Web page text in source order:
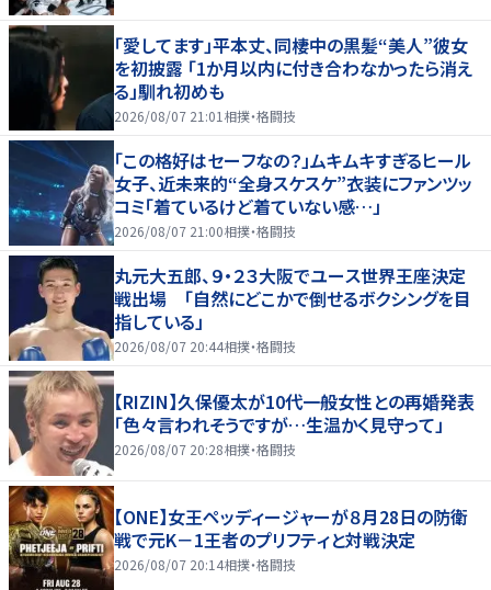
「愛してます」平本丈、同棲中の黒髪“美人”彼女
を初披露 「1か月以内に付き合わなかったら消え
る」馴れ初めも
2026/08/07 21:01 相撲・格闘技
「この格好はセーフなの？」ムキムキすぎるヒール
女子、近未来的“全身スケスケ”衣装にファンツッ
コミ「着ているけど着ていない感…」
2026/08/07 21:00相撲・格闘技
丸元大五郎、９・２３大阪でユース世界王座決定
戦出場 「自然にどこかで倒せるボクシングを目
指している」
2026/08/07 20:44相撲・格闘技
【RIZIN】久保優太が10代一般女性との再婚発表
「色々言われそうですが…生温かく見守って」
2026/08/07 20:28相撲・格闘技
【ONE】女王ペッディージャーが８月28日の防衛
戦で元K－1王者のプリフティと対戦決定
2026/08/07 20:14相撲・格闘技